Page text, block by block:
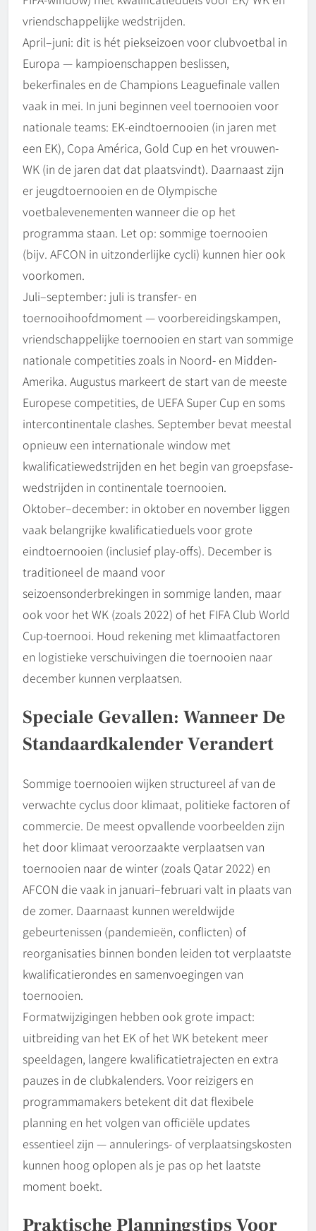
vriendschappelijke wedstrijden.
April–juni: dit is hét piekseizoen voor clubvoetbal in
Europa — kampioenschappen beslissen,
bekerfinales en de Champions Leaguefinale vallen
vaak in mei. In juni beginnen veel toernooien voor
nationale teams: EK-eindtoernooien (in jaren met
een EK), Copa América, Gold Cup en het vrouwen-
WK (in de jaren dat dat plaatsvindt). Daarnaast zijn
er jeugdtoernooien en de Olympische
voetbalevenementen wanneer die op het
programma staan. Let op: sommige toernooien
(bijv. AFCON in uitzonderlijke cycli) kunnen hier ook
voorkomen.
Juli–september: juli is transfer- en
toernooihoofdmoment — voorbereidingskampen,
vriendschappelijke toernooien en start van sommige
nationale competities zoals in Noord- en Midden-
Amerika. Augustus markeert de start van de meeste
Europese competities, de UEFA Super Cup en soms
intercontinentale clashes. September bevat meestal
opnieuw een internationale window met
kwalificatiewedstrijden en het begin van groepsfase-
wedstrijden in continentale toernooien.
Oktober–december: in oktober en november liggen
vaak belangrijke kwalificatieduels voor grote
eindtoernooien (inclusief play-offs). December is
traditioneel de maand voor
seizoensonderbrekingen in sommige landen, maar
ook voor het WK (zoals 2022) of het FIFA Club World
Cup-toernooi. Houd rekening met klimaatfactoren
en logistieke verschuivingen die toernooien naar
december kunnen verplaatsen.
Speciale Gevallen: Wanneer De
Standaardkalender Verandert
Sommige toernooien wijken structureel af van de
verwachte cyclus door klimaat, politieke factoren of
commercie. De meest opvallende voorbeelden zijn
het door klimaat veroorzaakte verplaatsen van
toernooien naar de winter (zoals Qatar 2022) en
AFCON die vaak in januari–februari valt in plaats van
de zomer. Daarnaast kunnen wereldwijde
gebeurtenissen (pandemieën, conflicten) of
reorganisaties binnen bonden leiden tot verplaatste
kwalificatierondes en samenvoegingen van
toernooien.
Formatwijzigingen hebben ook grote impact:
uitbreiding van het EK of het WK betekent meer
speeldagen, langere kwalificatietrajecten en extra
pauzes in de clubkalenders. Voor reizigers en
programmamakers betekent dit dat flexibele
planning en het volgen van officiële updates
essentieel zijn — annulerings- of verplaatsingskosten
kunnen hoog oplopen als je pas op het laatste
moment boekt.
Praktische Planningstips Voor